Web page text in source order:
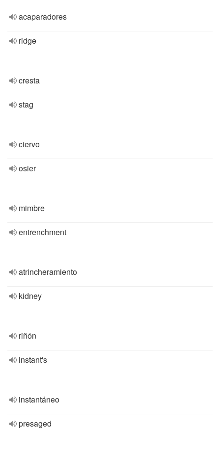
acaparadores
ridge
cresta
stag
ciervo
osier
mimbre
entrenchment
atrincheramiento
kidney
riñón
instant's
instantáneo
presaged